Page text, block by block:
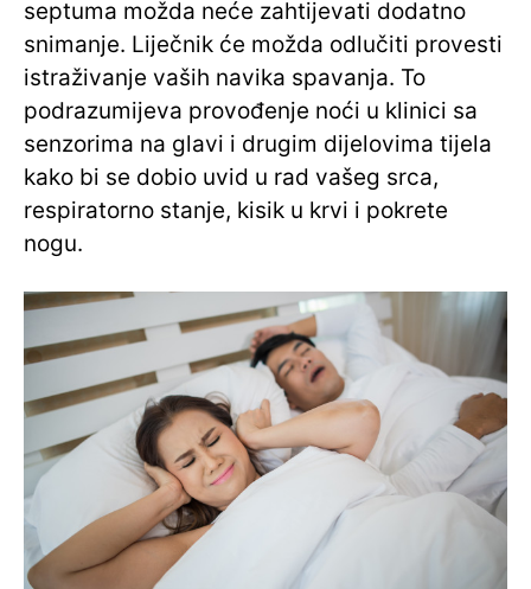
septuma možda neće zahtijevati dodatno
snimanje. Liječnik će možda odlučiti provesti
istraživanje vaših navika spavanja. To
podrazumijeva provođenje noći u klinici sa
senzorima na glavi i drugim dijelovima tijela
kako bi se dobio uvid u rad vašeg srca,
respiratorno stanje, kisik u krvi i pokrete
nogu.